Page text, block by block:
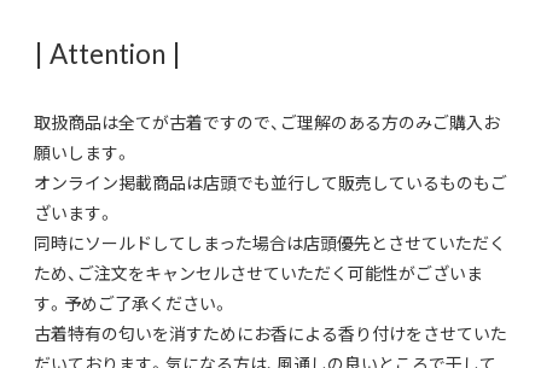
| Attention |
取扱商品は全てが古着ですので、ご理解のある方のみご購入お
願いします。
オンライン掲載商品は店頭でも並行して販売しているものもご
ざいます。
同時にソールドしてしまった場合は店頭優先とさせていただく
ため、ご注文をキャンセルさせていただく可能性がございま
す。予めご了承ください。
古着特有の匂いを消すためにお香による香り付けをさせていた